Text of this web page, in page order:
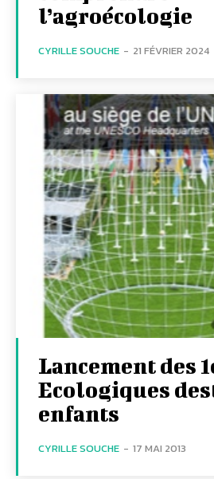
l’agroécologie
CYRILLE SOUCHE - 21 FÉVRIER 2024
Lancement des
Ecologiques
enfants
CYRILLE SOUCHE - 17 MAI 2013